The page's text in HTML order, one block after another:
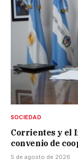
SOCIEDAD
Corrientes y el
convenio de
5 de agosto de 2026